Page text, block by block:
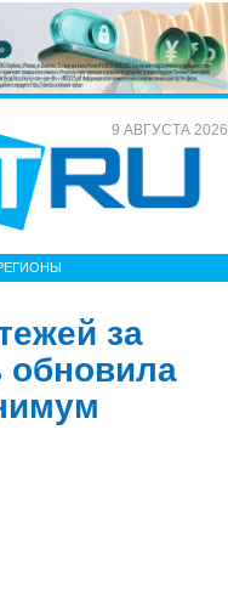
9 АВГУСТА 2026
за
обновила